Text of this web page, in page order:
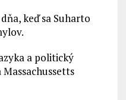
keď sa Suharto
a politický